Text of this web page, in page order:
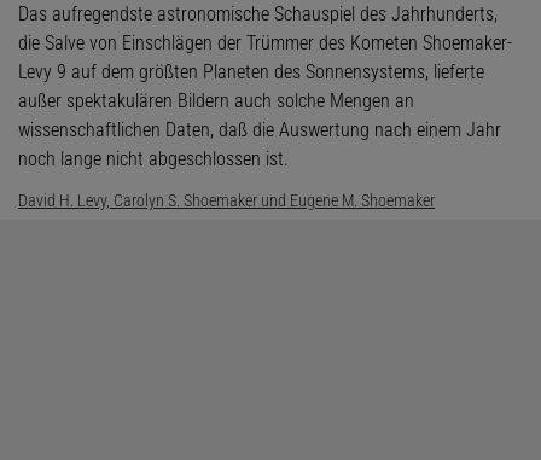
Das aufregendste astronomische Schauspiel des Jahrhunderts,
die Salve von Einschlägen der Trümmer des Kometen Shoemaker-
Levy 9 auf dem größten Planeten des Sonnensystems, lieferte
außer spektakulären Bildern auch solche Mengen an
wissenschaftlichen Daten, daß die Auswertung nach einem Jahr
noch lange nicht abgeschlossen ist.
David H. Levy, Carolyn S. Shoemaker und Eugene M. Shoemaker